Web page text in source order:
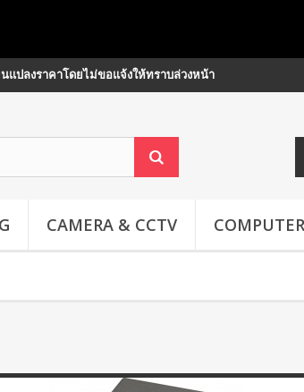
แปลงราคาโดยไม่ขอแจ้งให้ทราบล่วงหน้า
CAMERA & CCTV